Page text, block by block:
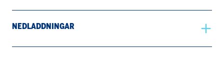
NEDLADDNINGAR